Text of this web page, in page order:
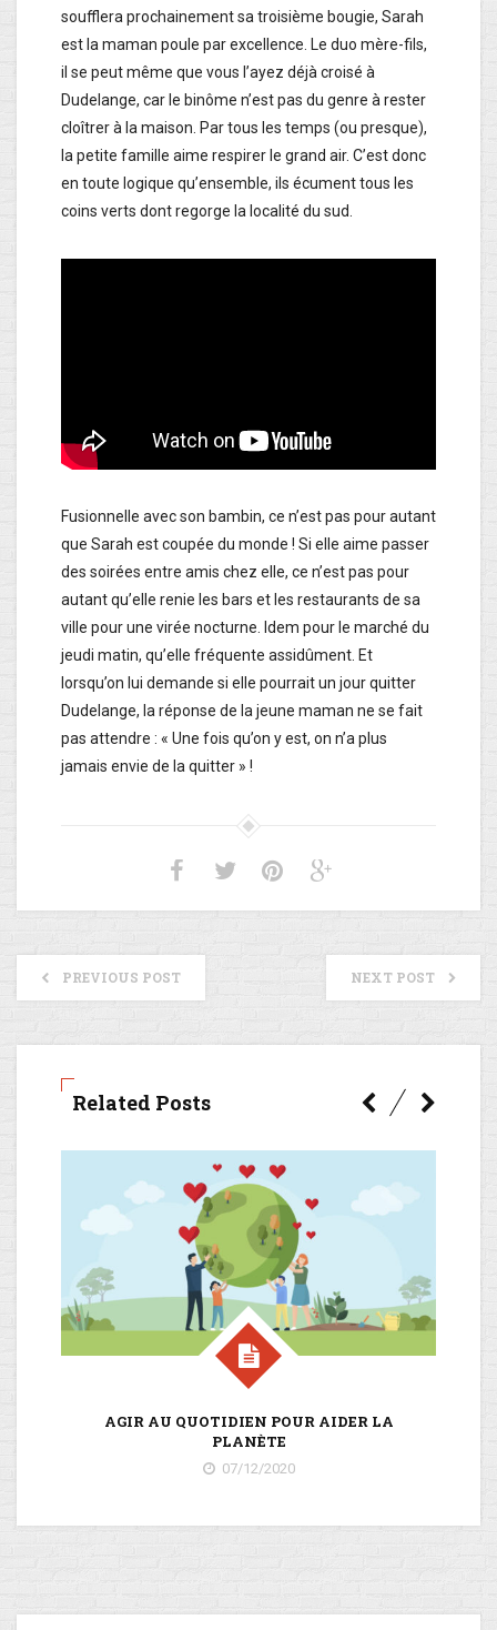
soufflera prochainement sa troisième bougie, Sarah
est la maman poule par excellence. Le duo mère-fils,
il se peut même que vous l’ayez déjà croisé à
Dudelange, car le binôme n’est pas du genre à rester
cloîtrer à la maison. Par tous les temps (ou presque),
la petite famille aime respirer le grand air. C’est donc
en toute logique qu’ensemble, ils écument tous les
coins verts dont regorge la localité du sud.
Fusionnelle avec son bambin, ce n’est pas pour autant
que Sarah est coupée du monde ! Si elle aime passer
des soirées entre amis chez elle, ce n’est pas pour
autant qu’elle renie les bars et les restaurants de sa
ville pour une virée nocturne. Idem pour le marché du
jeudi matin, qu’elle fréquente assidûment. Et
lorsqu’on lui demande si elle pourrait un jour quitter
Dudelange, la réponse de la jeune maman ne se fait
pas attendre : « Une fois qu’on y est, on n’a plus
jamais envie de la quitter » !
PREVIOUS POST NEXT POST
Related Posts
AGIR AU QUOTIDIEN POUR AIDER LA
PLANÈTE
07/12/2020